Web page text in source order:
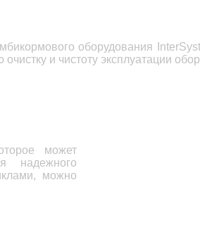
оборудования
очистку и чистоту эксплуатации
может
надежного
можно